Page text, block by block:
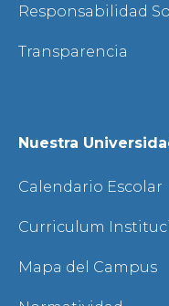
Responsabilidad
Transparencia
Nuestra
Calendario Escolar
Curriculum
Mapa del Campus